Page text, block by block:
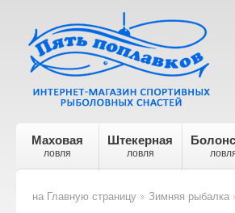
Маховая
ловля
Штекерная
ловля
на Главную страницу
Зимняя рыбалка